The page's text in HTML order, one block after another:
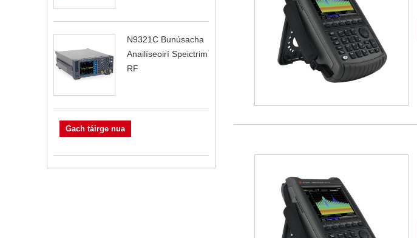
N9321C Bunúsacha
Anailíseoirí Speictrim
RF
Gach táirge nua